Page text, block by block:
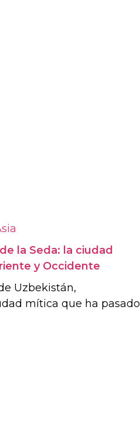
la Seda: la ciudad
y Occidente
Uzbekistán,
mítica que ha pasado